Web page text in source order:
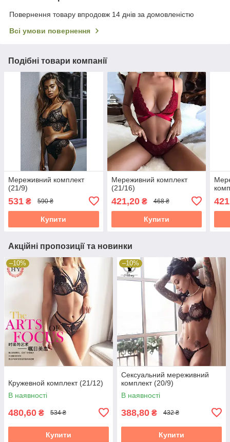
Повернення товару впродовж 14 днів за домовленістю
Всі умови повернення
Подібні товари компанії
Мереживний комплект
(21/9)
531 ₴ 590 ₴
Купити
Мереживний комплект
(21/16)
421,20₴ 468 ₴
Купити
Акційні пропозиції та новинки
–10%
Кружевной комплект (21/12)
В наявності
480,60 ₴ 534 ₴
Купити
–10%
Сексуальний мереживний
комплект (20/9)
В наявності
388,80 ₴ 432 ₴
Купити